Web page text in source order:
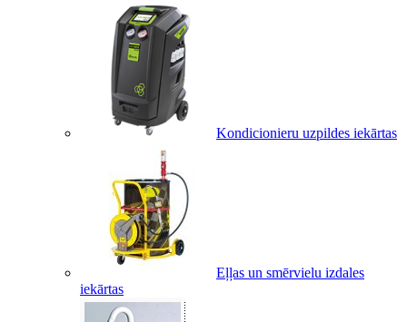
Kondicionieru uzpildes iekārtas
Eļļas un smērvielu izdales
iekārtas